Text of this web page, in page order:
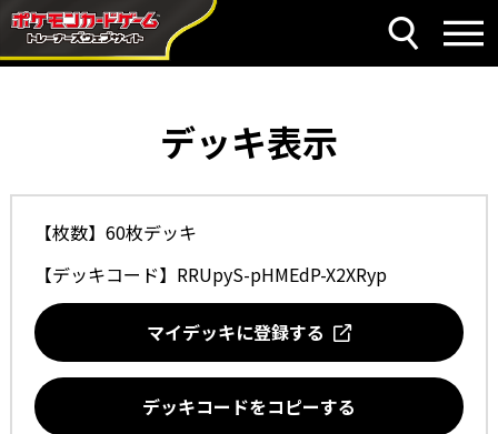
デッキ表示
【枚数】60枚デッキ
【デッキコード】 RRUpyS-pHMEdP-X2XRyp
マイデッキに登録する
デッキコードをコピーする